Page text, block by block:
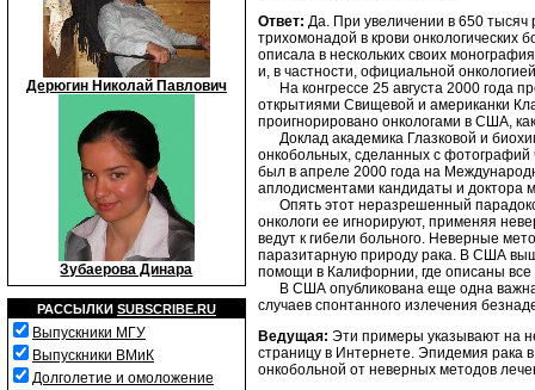
Дерюгин Николай Павлович
Зубаерова Динара
РАССЫЛКИ SUBSCRIBE.RU
Выпускники МГУ
Выпускники ВМиК
Долголетие и омоложение
Ответ: Да. При увеличении в 650
трихомонадой в крови
описала в нескольких своих
и, в частности, официальной
На конгрессе 25 августа 2000 года
открытиями Свищевой и американки
проигнорировано онкологами в США,
Доклад академика Глазковой и
онкобольных, сделанных с фотографий
был в апреле 2000 года на
аплодисментами кандидаты и доктора
Опять этот неразрешенный
онкологи ее игнорируют, применяя
ведут к гибели больного. Неверные
паразитарную природу рака. В США
помощи в Калифорнии, где описаны
В США опубликована еще одна важная
случаев спонтанного излечения
Ведущая: Эти примеры указывают на
страницу в Интернете. Эпидемия рака
онкобольной от неверных методов